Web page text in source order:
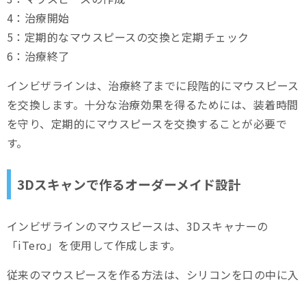
治療費用の詳細
分割払いとローン
治療事例
治療前後の変化
口元のお悩みなら、スマイルモア矯正
4：治療開始
5：定期的なマウスピースの交換と定期チェック
6：治療終了
インビザラインは、治療終了までに段階的にマウスピース
を交換します。十分な治療効果を得るためには、装着時間
を守り、定期的にマウスピースを交換することが必要で
す。
3Dスキャンで作るオーダーメイド設計
インビザラインのマウスピースは、3Dスキャナーの
「iTero」を使用して作成します。
従来のマウスピースを作る方法は、シリコンを口の中に入